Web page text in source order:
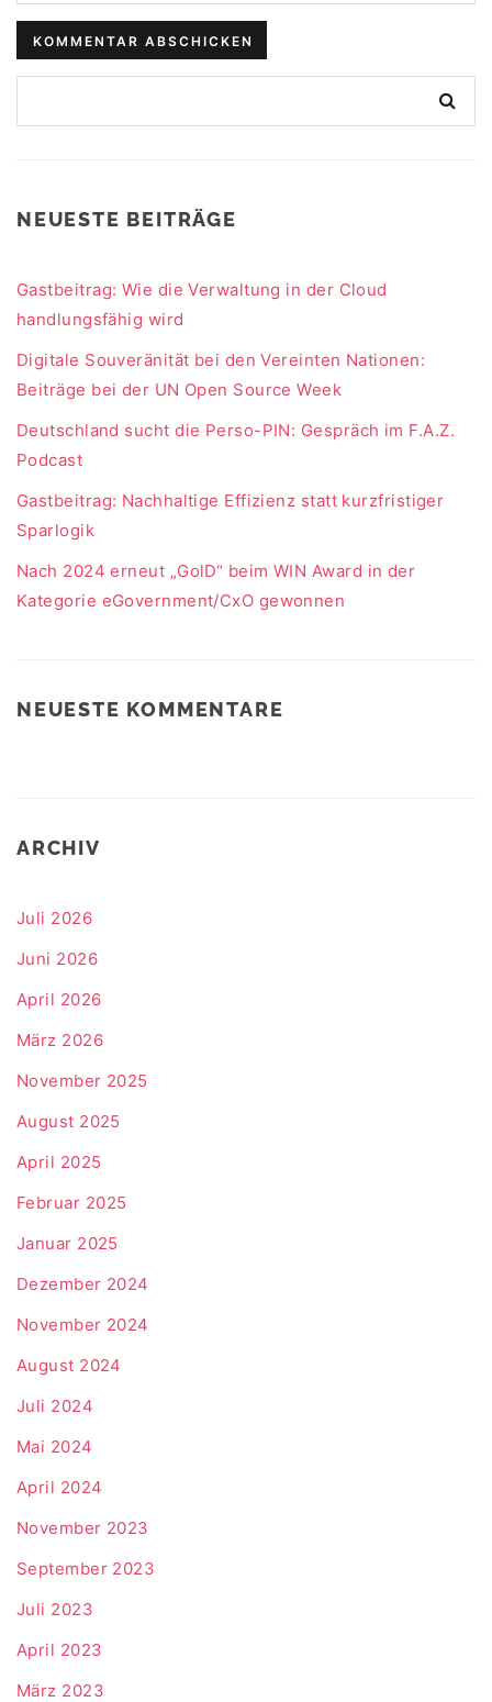
NEUESTE BEITRÄGE
Gastbeitrag: Wie die Verwaltung in der Cloud
handlungsfähig wird
Digitale Souveränität bei den Vereinten Nationen:
Beiträge bei der UN Open Source Week
Deutschland sucht die Perso-PIN: Gespräch im F.A.Z.
Podcast
Gastbeitrag: Nachhaltige Effizienz statt kurzfristiger
Sparlogik
Nach 2024 erneut „GolD“ beim WIN Award in der
Kategorie eGovernment/CxO gewonnen
NEUESTE KOMMENTARE
ARCHIV
Juli 2026
Juni 2026
April 2026
März 2026
November 2025
August 2025
April 2025
Februar 2025
Januar 2025
Dezember 2024
November 2024
August 2024
Juli 2024
Mai 2024
April 2024
November 2023
September 2023
Juli 2023
April 2023
März 2023